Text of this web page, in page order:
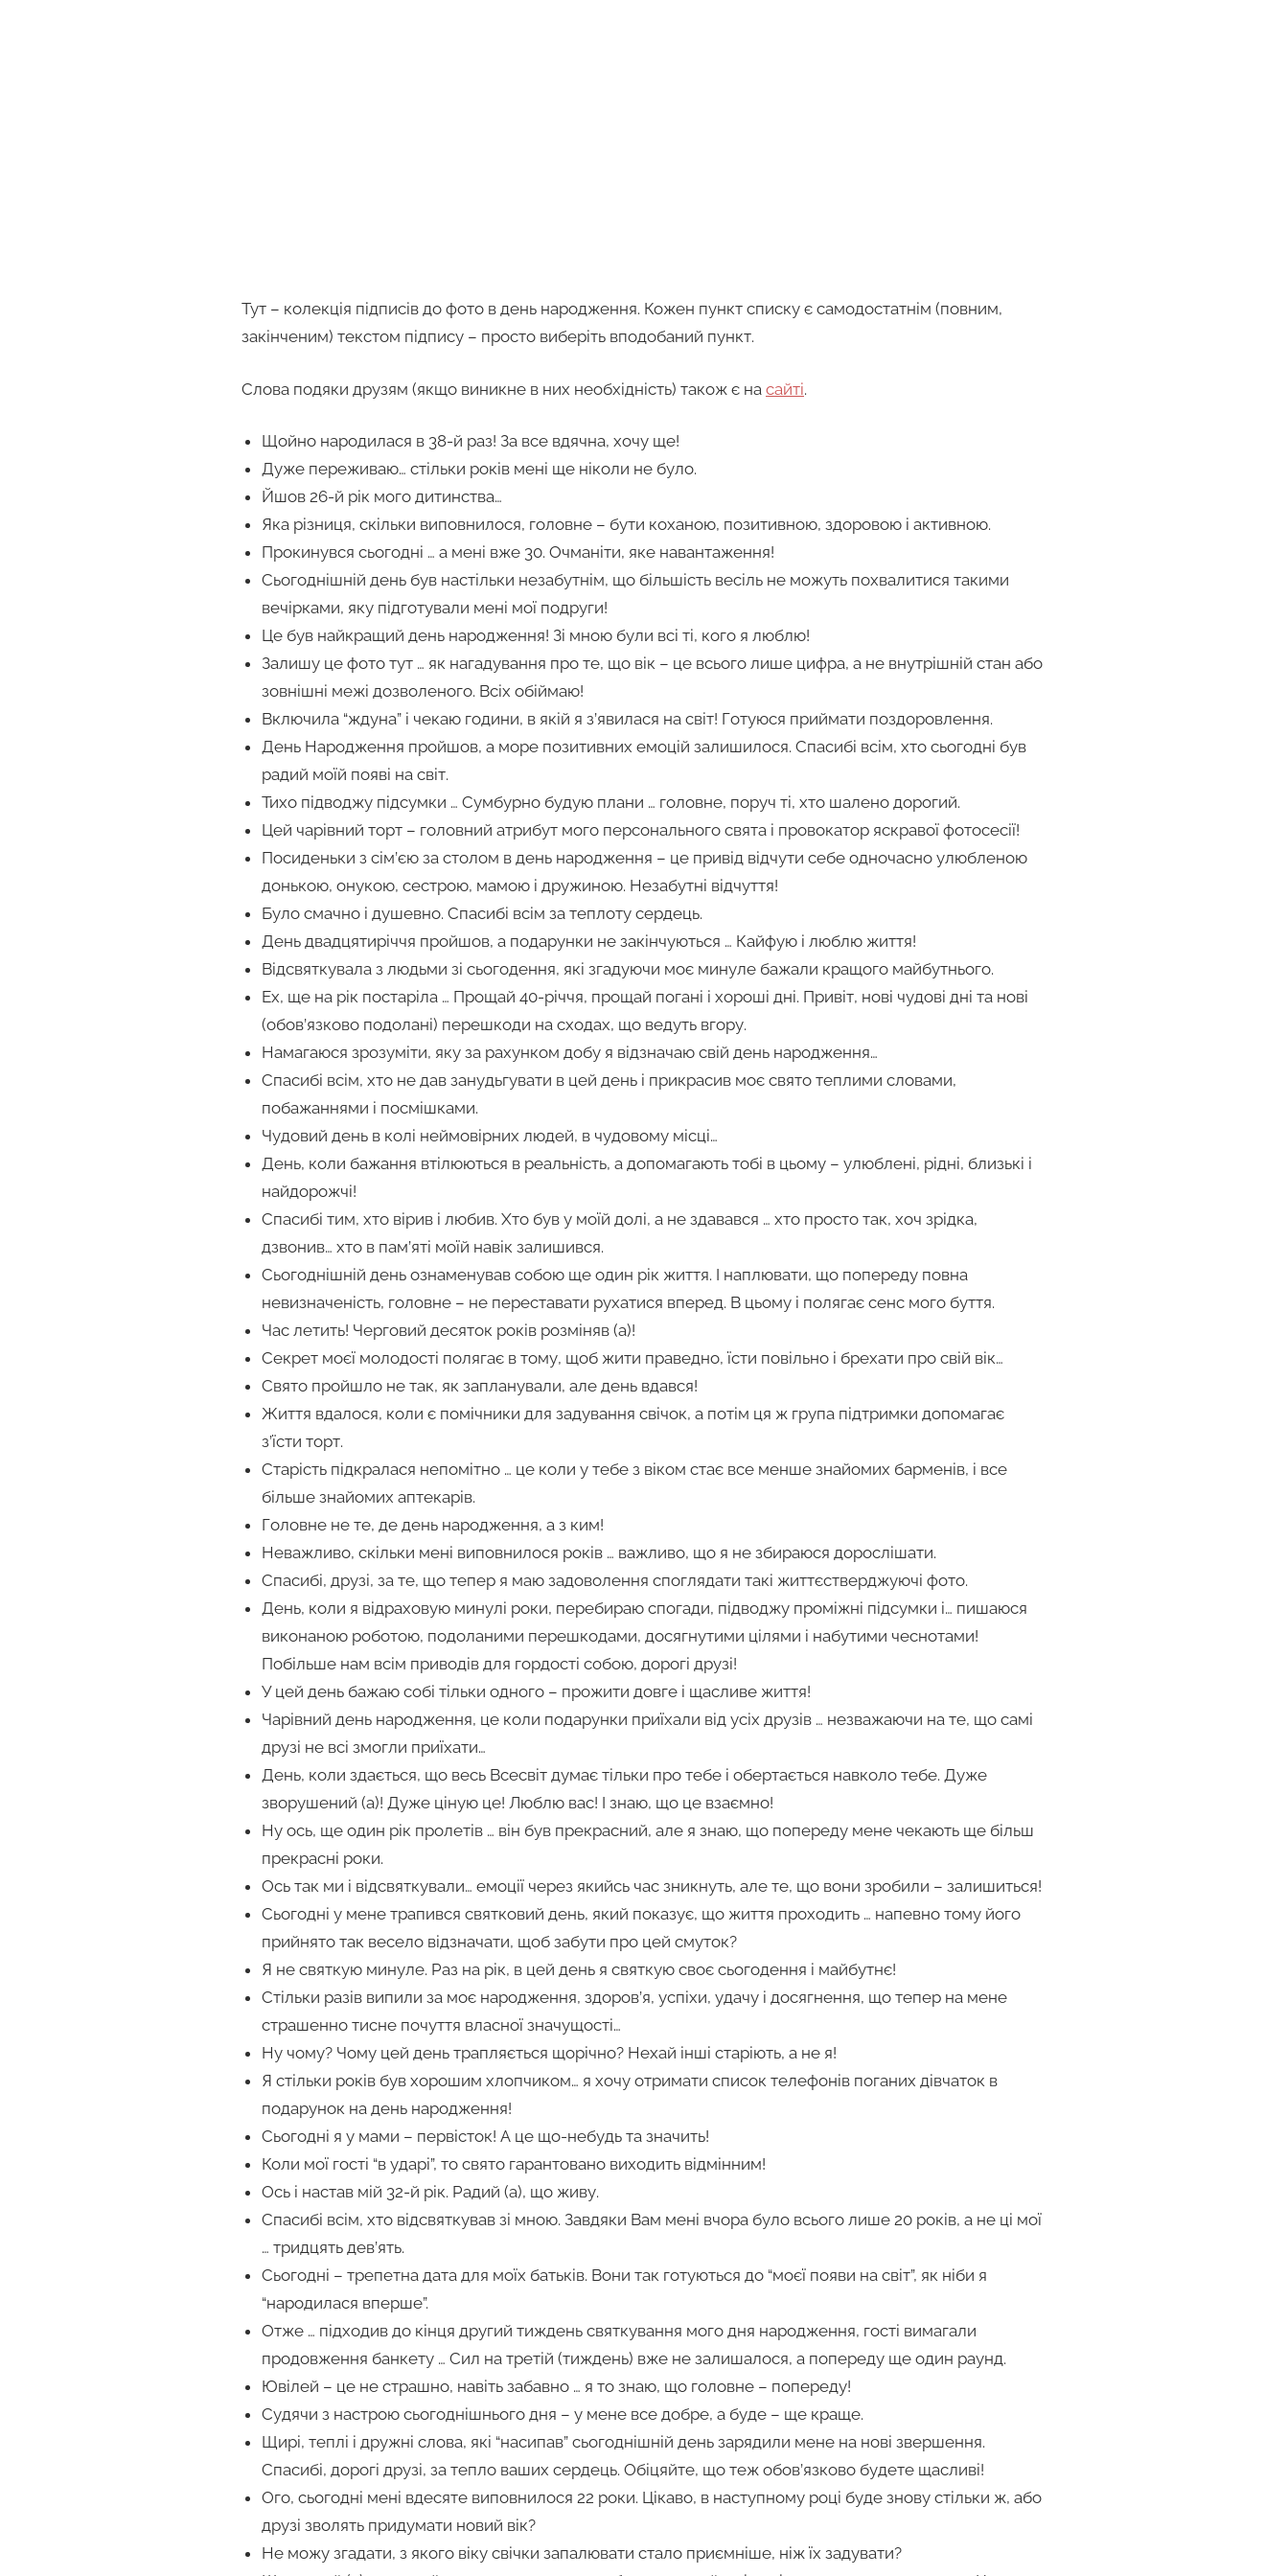
Тут – колекція підписів до фото в день народження. Кожен пункт списку є самодостатнім (повним,
закінченим) текстом підпису – просто виберіть вподобаний пункт.
Слова подяки друзям (якщо виникне в них необхідність) також є на сайті.
Щойно народилася в 38-й раз! За все вдячна, хочу ще!
Дуже переживаю… стільки років мені ще ніколи не було.
Йшов 26-й рік мого дитинства…
Яка різниця, скільки виповнилося, головне – бути коханою, позитивною, здоровою і активною.
Прокинувся сьогодні … а мені вже 30. Очманіти, яке навантаження!
Сьогоднішній день був настільки незабутнім, що більшість весіль не можуть похвалитися такими
вечірками, яку підготували мені мої подруги!
Це був найкращий день народження! Зі мною були всі ті, кого я люблю!
Залишу це фото тут … як нагадування про те, що вік – це всього лише цифра, а не внутрішній стан або
зовнішні межі дозволеного. Всіх обіймаю!
Включила “ждуна” і чекаю години, в якій я з’явилася на світ! Готуюся приймати поздоровлення.
День Народження пройшов, а море позитивних емоцій залишилося. Спасибі всім, хто сьогодні був
радий моїй появі на світ.
Тихо підводжу підсумки … Сумбурно будую плани … головне, поруч ті, хто шалено дорогий.
Цей чарівний торт – головний атрибут мого персонального свята і провокатор яскравої фотосесії!
Посиденьки з сім’єю за столом в день народження – це привід відчути себе одночасно улюбленою
донькою, онукою, сестрою, мамою і дружиною. Незабутні відчуття!
Було смачно і душевно. Спасибі всім за теплоту сердець.
День двадцятиріччя пройшов, а подарунки не закінчуються … Кайфую і люблю життя!
Відсвяткувала з людьми зі сьогодення, які згадуючи моє минуле бажали кращого майбутнього.
Ех, ще на рік постаріла … Прощай 40-річчя, прощай погані і хороші дні. Привіт, нові чудові дні та нові
(обов’язково подолані) перешкоди на сходах, що ведуть вгору.
Намагаюся зрозуміти, яку за рахунком добу я відзначаю свій день народження…
Спасибі всім, хто не дав занудьгувати в цей день і прикрасив моє свято теплими словами,
побажаннями і посмішками.
Чудовий день в колі неймовірних людей, в чудовому місці…
День, коли бажання втілюються в реальність, а допомагають тобі в цьому – улюблені, рідні, близькі і
найдорожчі!
Спасибі тим, хто вірив і любив. Хто був у моїй долі, а не здавався … хто просто так, хоч зрідка,
дзвонив… хто в пам’яті моїй навік залишився.
Сьогоднішній день ознаменував собою ще один рік життя. І наплювати, що попереду повна
невизначеність, головне – не переставати рухатися вперед. В цьому і полягає сенс мого буття.
Час летить! Черговий десяток років розміняв (а)!
Секрет моєї молодості полягає в тому, щоб жити праведно, їсти повільно і брехати про свій вік…
Свято пройшло не так, як запланували, але день вдався!
Життя вдалося, коли є помічники для задування свічок, а потім ця ж група підтримки допомагає
з’їсти торт.
Старість підкралася непомітно … це коли у тебе з віком стає все менше знайомих барменів, і все
більше знайомих аптекарів.
Головне не те, де день народження, а з ким!
Неважливо, скільки мені виповнилося років … важливо, що я не збираюся дорослішати.
Спасибі, друзі, за те, що тепер я маю задоволення споглядати такі життєстверджуючі фото.
День, коли я відраховую минулі роки, перебираю спогади, підводжу проміжні підсумки і… пишаюся
виконаною роботою, подоланими перешкодами, досягнутими цілями і набутими чеснотами!
Побільше нам всім приводів для гордості собою, дорогі друзі!
У цей день бажаю собі тільки одного – прожити довге і щасливе життя!
Чарівний день народження, це коли подарунки приїхали від усіх друзів … незважаючи на те, що самі
друзі не всі змогли приїхати…
День, коли здається, що весь Всесвіт думає тільки про тебе і обертається навколо тебе. Дуже
зворушений (а)! Дуже ціную це! Люблю вас! І знаю, що це взаємно!
Ну ось, ще один рік пролетів … він був прекрасний, але я знаю, що попереду мене чекають ще більш
прекрасні роки.
Ось так ми і відсвяткували… емоції через якийсь час зникнуть, але те, що вони зробили – залишиться!
Сьогодні у мене трапився святковий день, який показує, що життя проходить … напевно тому його
прийнято так весело відзначати, щоб забути про цей смуток?
Я не святкую минуле. Раз на рік, в цей день я святкую своє сьогодення і майбутнє!
Стільки разів випили за моє народження, здоров’я, успіхи, удачу і досягнення, що тепер на мене
страшенно тисне почуття власної значущості…
Ну чому? Чому цей день трапляється щорічно? Нехай інші старіють, а не я!
Я стільки років був хорошим хлопчиком… я хочу отримати список телефонів поганих дівчаток в
подарунок на день народження!
Сьогодні я у мами – первісток! А це що-небудь та значить!
Коли мої гості “в ударі”, то свято гарантовано виходить відмінним!
Ось і настав мій 32-й рік. Радий (а), що живу.
Спасибі всім, хто відсвяткував зі мною. Завдяки Вам мені вчора було всього лише 20 років, а не ці мої
… тридцять дев’ять.
Сьогодні – трепетна дата для моїх батьків. Вони так готуються до “моєї появи на світ”, як ніби я
“народилася вперше”.
Отже … підходив до кінця другий тиждень святкування мого дня народження, гості вимагали
продовження банкету … Сил на третій (тиждень) вже не залишалося, а попереду ще один раунд.
Ювілей – це не страшно, навіть забавно … я то знаю, що головне – попереду!
Судячи з настрою сьогоднішнього дня – у мене все добре, а буде – ще краще.
Щирі, теплі і дружні слова, які “насипав” сьогоднішній день зарядили мене на нові звершення.
Спасибі, дорогі друзі, за тепло ваших сердець. Обіцяйте, що теж обов’язково будете щасливі!
Ого, сьогодні мені вдесяте виповнилося 22 роки. Цікаво, в наступному році буде знову стільки ж, або
друзі зволять придумати новий вік?
Не можу згадати, з якого віку свічки запалювати стало приємніше, ніж їх задувати?